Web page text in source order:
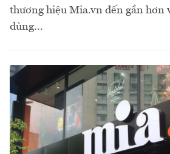
thương hiệu Mia.vn đến gần hơn
dùng...